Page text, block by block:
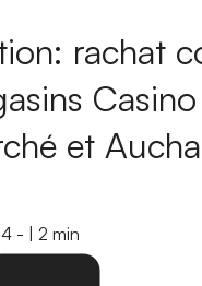
rachat
et
- 2 min